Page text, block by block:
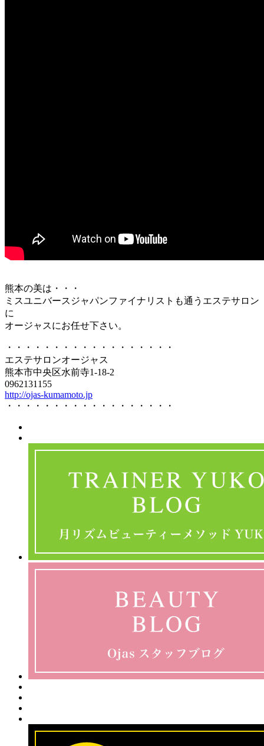
熊本の美は・・・
ミスユニバースジャパンファイナリストも通うエステサロン
に
オージャスにお任せ下さい。
・・・・・・・・・・・・・・・・・・
エステサロンオージャス
熊本市中央区水前寺1-18-2
0962131155
http://ojas-kumamoto.jp
・・・・・・・・・・・・・・・・・・